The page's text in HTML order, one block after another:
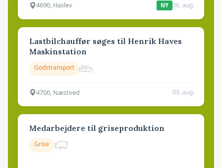
4690, Haslev NY 06. aug.
Lastbilchauffør søges til Henrik Haves
Maskinstation
Godstransport
4700, Næstved 03. aug.
Medarbejdere til griseproduktion
Grise